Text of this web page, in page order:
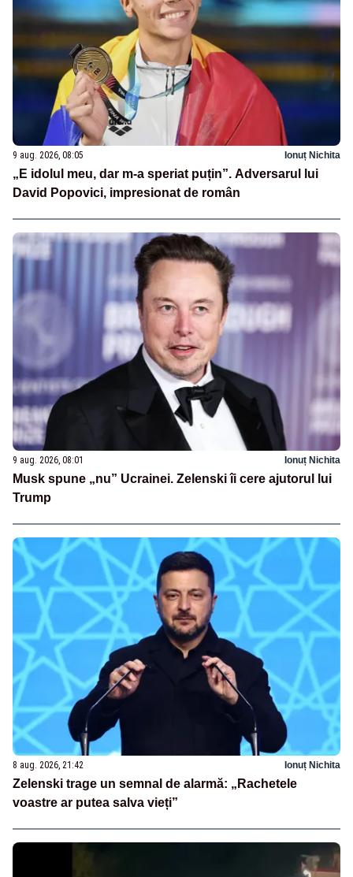
9 aug. 2026, 08:05 Ionuț Nichita
„E idolul meu, dar m-a speriat puțin”. Adversarul lui
David Popovici, impresionat de român
9 aug. 2026, 08:01 Ionuț Nichita
Musk spune „nu” Ucrainei. Zelenski îi cere ajutorul lui
Trump
8 aug. 2026, 21:42 Ionuț Nichita
Zelenski trage un semnal de alarmă: „Rachetele
voastre ar putea salva vieți”